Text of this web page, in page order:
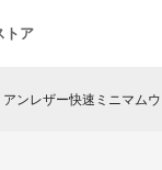
トア
ンレザー快速ミニマム